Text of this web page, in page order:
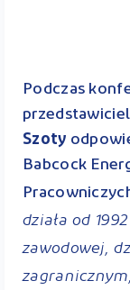
Podczas
Szoty
Babcock
działa od
zawodowej,